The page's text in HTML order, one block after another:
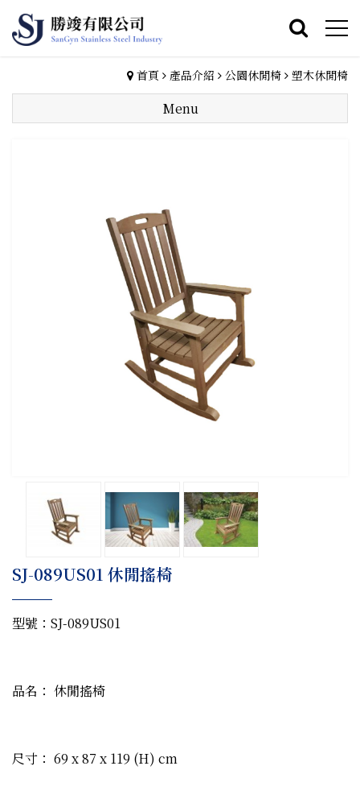
首頁 產品介紹 公園休閒椅 塑木休閒椅
Menu
SJ-089US01 休閒搖椅
型號：SJ-089US01
品名： 休閒搖椅
尺寸： 69 x 87 x 119 (H) cm